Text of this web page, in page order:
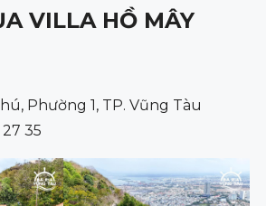
VILLA HỒ MÂY
Phường 1, TP. Vũng Tàu
35